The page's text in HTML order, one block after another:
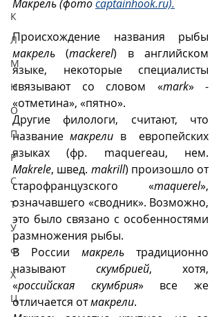
К
Л
М
Н
О
П
Р
С
Т
У
Ф
Х
Ц
Макрель (фото captainhook.ru).
макрель (mackerel) в английском
языке, некоторые специалисты
связывают со словом «mark» -
«отметина», «пятно».
Другие филологи, считают, что
название макрели в  европейских
Makrele, швед. makrill) произошло от
старофранцузского  «maquerel»,
означавшего «сводник». Возможно,
это было связано с особенностями
размножения рыбы.
В России макрель традиционно
называют скумбрией, хотя,
«российская скумбрия» все же
отличается от макрели.